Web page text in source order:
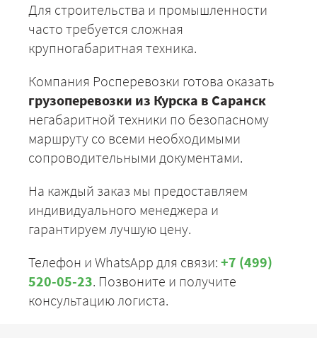
Для строительства и промышленности
часто требуется сложная
крупногабаритная техника.
Компания Росперевозки готова оказать
грузоперевозки из Курска в Саранск
негабаритной техники по безопасному
маршруту со всеми необходимыми
сопроводительными документами.
На каждый заказ мы предоставляем
индивидуального менеджера и
гарантируем лучшую цену.
Телефон и WhatsApp для связи: +7 (499)
520-05-23. Позвоните и получите
консультацию логиста.